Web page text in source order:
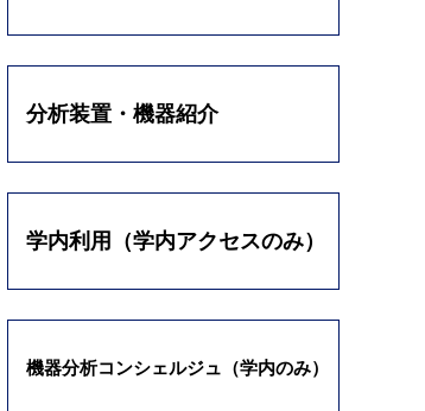
分析装置・機器紹介
学内利用（学内アクセスのみ）
機器分析コンシェルジュ（学内のみ）